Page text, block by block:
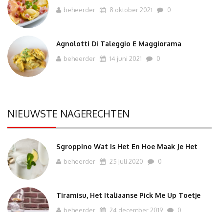
beheerder 8 oktober 2021 0
Agnolotti Di Taleggio E Maggiorama
beheerder 14 juni 2021 0
NIEUWSTE NAGERECHTEN
Sgroppino Wat Is Het En Hoe Maak Je Het
beheerder 25 juli 2020 0
Tiramisu, Het Italiaanse Pick Me Up Toetje
beheerder 24 december 2019 0